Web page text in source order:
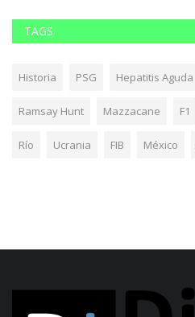
TAGS
Historia PSG Hepatitis Aguda
Ramsay Hunt Mazzacane F1
Río Ucrania FIB México